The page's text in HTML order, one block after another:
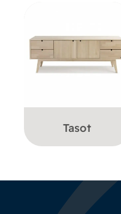
Tasot